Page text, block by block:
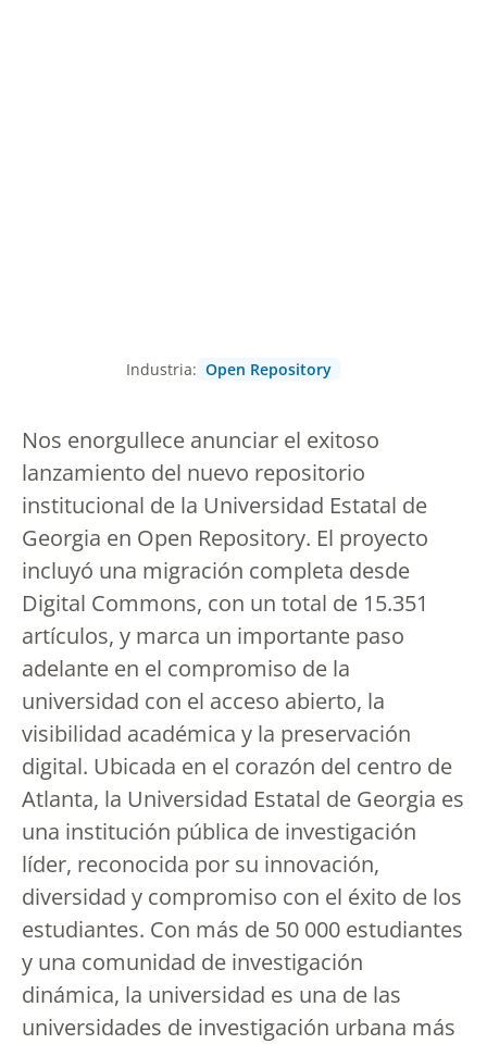
Industria: Open Repository
Nos enorgullece anunciar el exitoso
lanzamiento del nuevo repositorio
institucional de la Universidad Estatal de
Georgia en Open Repository. El proyecto
incluyó una migración completa desde
Digital Commons, con un total de 15.351
artículos, y marca un importante paso
adelante en el compromiso de la
universidad con el acceso abierto, la
visibilidad académica y la preservación
digital. Ubicada en el corazón del centro de
Atlanta, la Universidad Estatal de Georgia es
una institución pública de investigación
líder, reconocida por su innovación,
diversidad y compromiso con el éxito de los
estudiantes. Con más de 50 000 estudiantes
y una comunidad de investigación
dinámica, la universidad es una de las
universidades de investigación urbana más